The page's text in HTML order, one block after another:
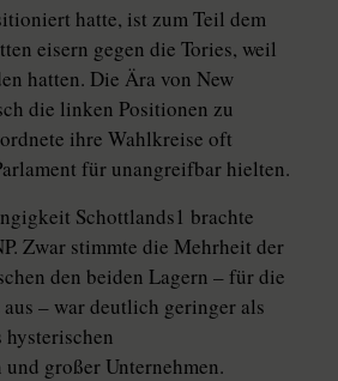
hatte, ist zum Teil dem
eisern gegen die Tories, weil
hatten. Die Ära von New
die linken Positionen zu
ihre Wahlkreise oft
für unangreifbar hielten.
Schottlands1 brachte
Zwar stimmte die Mehrheit der
den beiden Lagern – für die
– war deutlich geringer als
hysterischen
großer Unternehmen.